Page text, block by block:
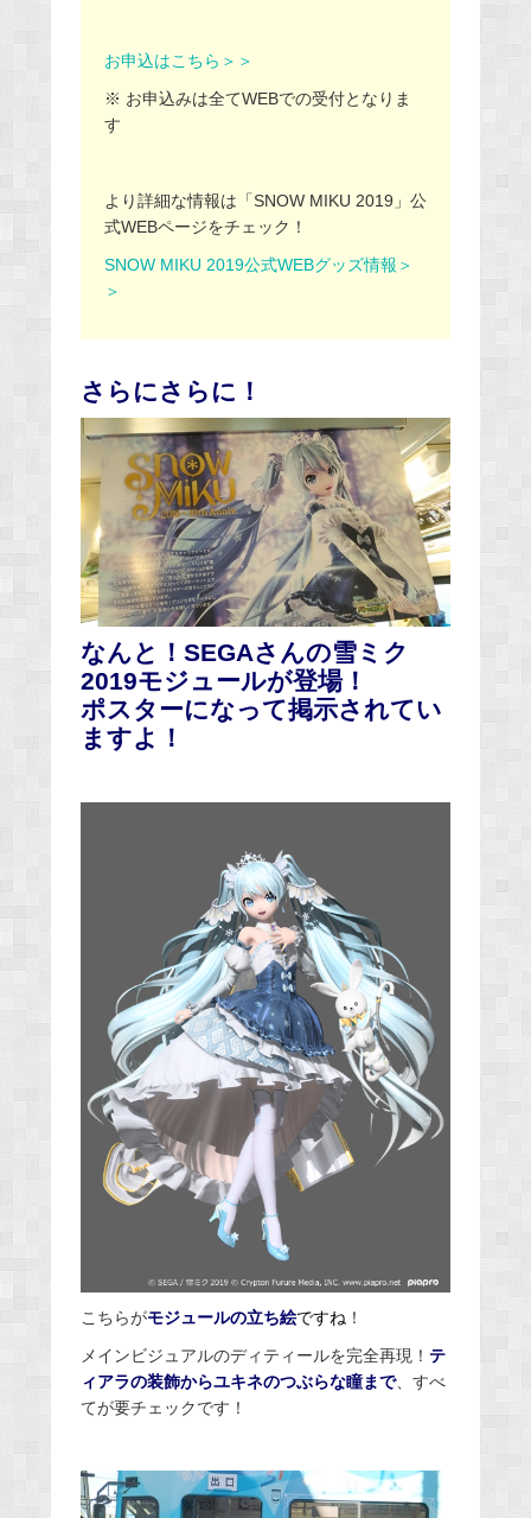
お申込はこちら＞＞
※ お申込みは全てWEBでの受付となりま
す
より詳細な情報は「SNOW MIKU 2019」公
式WEBページをチェック！
SNOW MIKU 2019公式WEBグッズ情報＞
＞
さらにさらに！
なんと！SEGAさんの雪ミク
2019モジュールが登場！
ポスターになって掲示されてい
ますよ！
こちらがモジュールの立ち絵ですね ！
メインビジュアルのディティールを完全再現！ テ
ィアラの装飾からユキネのつぶらな瞳まで、すべ
てが要チェックです！